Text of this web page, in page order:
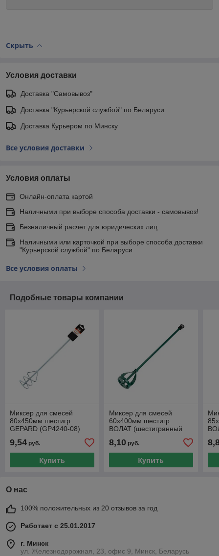
Скрыть
Условия доставки
Доставка "Самовывоз"
Доставка "Курьерской службой" по Беларуси
Доставка Курьером по Минску
Все условия доставки
Условия оплаты
Онлайн-оплата картой
Наличными при выборе способа доставки - самовывоз!
Безналичный расчет для юридических лиц
Наличными или карточкой при выборе способа доставки
"Курьерской службой" по Беларуси
Все условия оплаты
Подобные товары компании
Миксер для смесей
80х450мм шестигр.
GEPARD (GP4240-08)
(шестигранный хвостовик,
оцинкованный, для п
9,54 руб.
Купить
Миксер для смесей
60х400мм шестигр.
ВОЛАТ (шестигранный
хвостовик, для красок и
штукатурных смесей)
8,10руб.
Купить
О нас
100% положительных из 20 отзывов за год
Работает с 25.01.2017
г. Минск
ул. Железнодорожная, 23, офис 9, Минск, Беларусь